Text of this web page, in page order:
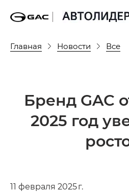
Главная Новости Все
Бренд GAC
2025 год
11 февраля 2025 г.